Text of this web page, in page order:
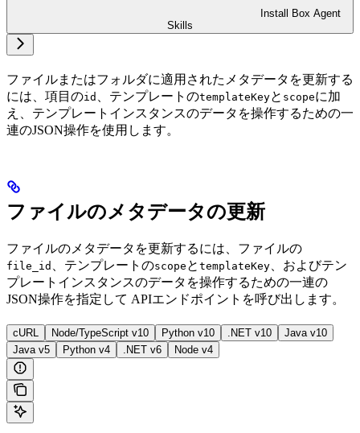
Install Box Agent
Skills
ファイルまたはフォルダに適用されたメタデータを更新する
には、項目のid 、テンプレートのtemplateKeyと scopeに加
え、テンプレートインスタンスのデータを操作するための一
連のJSON操作を使用します。
ファイルのメタデータの更新
ファイルのメタデータを更新するには、ファイルの
file_id 、テンプレートのscope と templateKey 、およびテン
プレートインスタンスのデータを操作するための一連の
JSON操作を指定して APIエンドポイントを呼び出します。
cURL Node/TypeScript v10 Python v10 .NET v10
Java v10
Java v5
Python v4 .NET v6 Node v4